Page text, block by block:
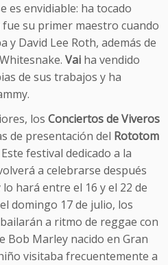
es envidiable: ha tocado
su primer maestro cuando
y David Lee Roth, además de
Vai ha vendido
de sus trabajos y ha
los Conciertos de Viveros
de presentación del Rototom
festival dedicado a la
a celebrarse después
hará entre el 16 y el 22 de
domingo 17 de julio, los
a ritmo de reggae con
Bob Marley nacido en Gran
visitaba frecuentemente a